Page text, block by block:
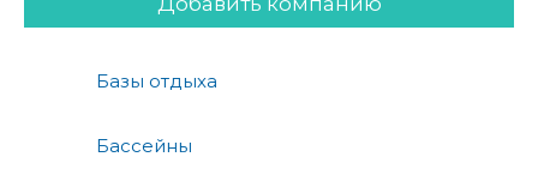
Базы отдыха
Бассейны